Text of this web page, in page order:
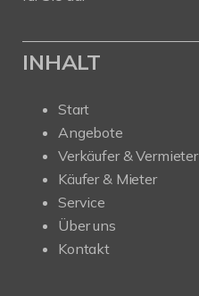
INHALT
Start
Angebote
Verkäufer & Vermieter
Käufer & Mieter
Service
Über uns
Kontakt